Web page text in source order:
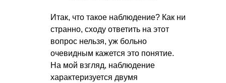
Итак, что такое наблюдение? Как ни
странно, сходу ответить на этот
вопрос нельзя, уж больно
очевидным кажется это понятие.
На мой взгляд, наблюдение
характеризуется двумя